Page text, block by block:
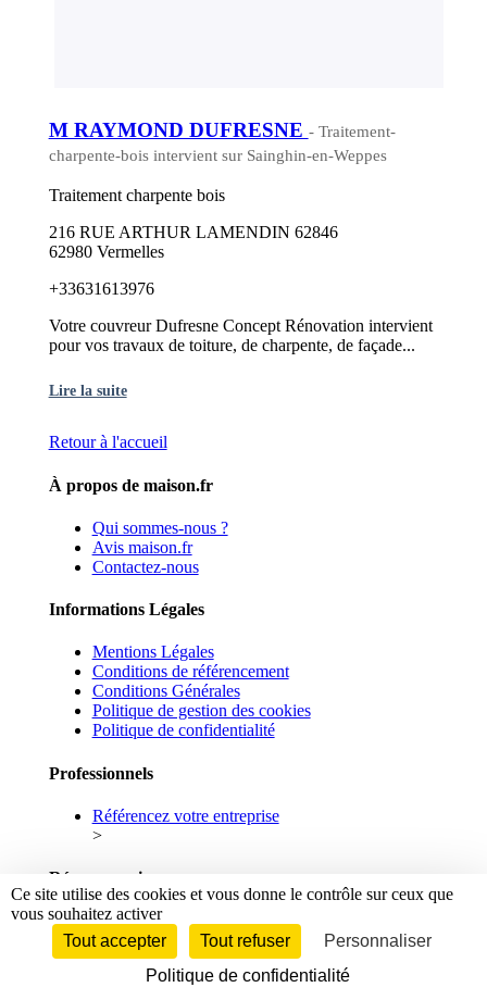
M RAYMOND DUFRESNE - Traitement-
charpente-bois intervient sur Sainghin-en-Weppes
Traitement charpente bois
216 RUE ARTHUR LAMENDIN 62846
62980 Vermelles
+33631613976
Votre couvreur Dufresne Concept Rénovation intervient
pour vos travaux de toiture, de charpente, de façade...
Lire la suite
Retour à l'accueil
À propos de maison.fr
Qui sommes-nous ?
Avis maison.fr
Contactez-nous
Informations Légales
Mentions Légales
Conditions de référencement
Conditions Générales
Politique de gestion des cookies
Politique de confidentialité
Professionnels
Référencez votre entreprise
>
Réseaux sociaux
Facebook
Linkedin
© 2026 maison.fr - Tous droits réservés.
Ce site utilise des cookies et vous donne le contrôle sur ceux que
vous souhaitez activer
Tout accepter
Tout refuser
Personnaliser
Politique de confidentialité